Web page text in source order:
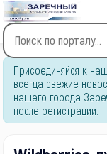
Type 2 or more
for results.
Присоединяйся к
всегда свежие
нашего города
после регистрации.